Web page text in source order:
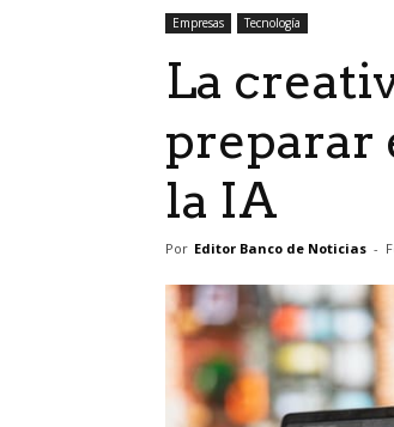
Empresas Tecnología
La
preparar
la IA
Por Editor Banco de Noticias -